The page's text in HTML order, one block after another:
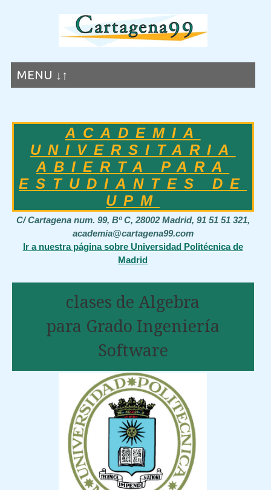
MENU ↓↑
ACADEMIA
UNIVERSITARIA
ABIERTA PARA
ESTUDIANTES DE
UPM
C/ Cartagena num. 99, Bº C, 28002 Madrid, 91 51 51 321,
academia@cartagena99.com
Ir a nuestra página sobre Universidad Politécnica de
Madrid
clases de Algebra
para Grado Ingeniería
Software